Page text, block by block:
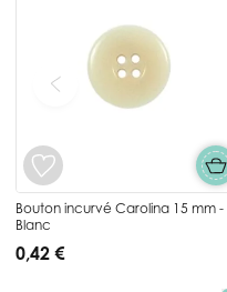
Bouton incurvé Carolina 15 mm -
Blanc
0,42 €